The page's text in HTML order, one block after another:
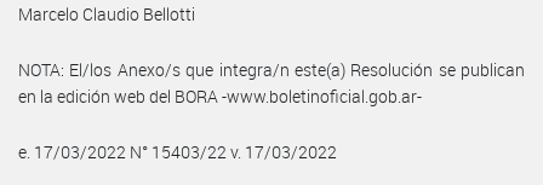
Marcelo Claudio Bellotti
NOTA: El/los Anexo/s que integra/n este(a) Resolución se publican
en la edición web del BORA -www.boletinoficial.gob.ar-
e. 17/03/2022 N° 15403/22 v. 17/03/2022